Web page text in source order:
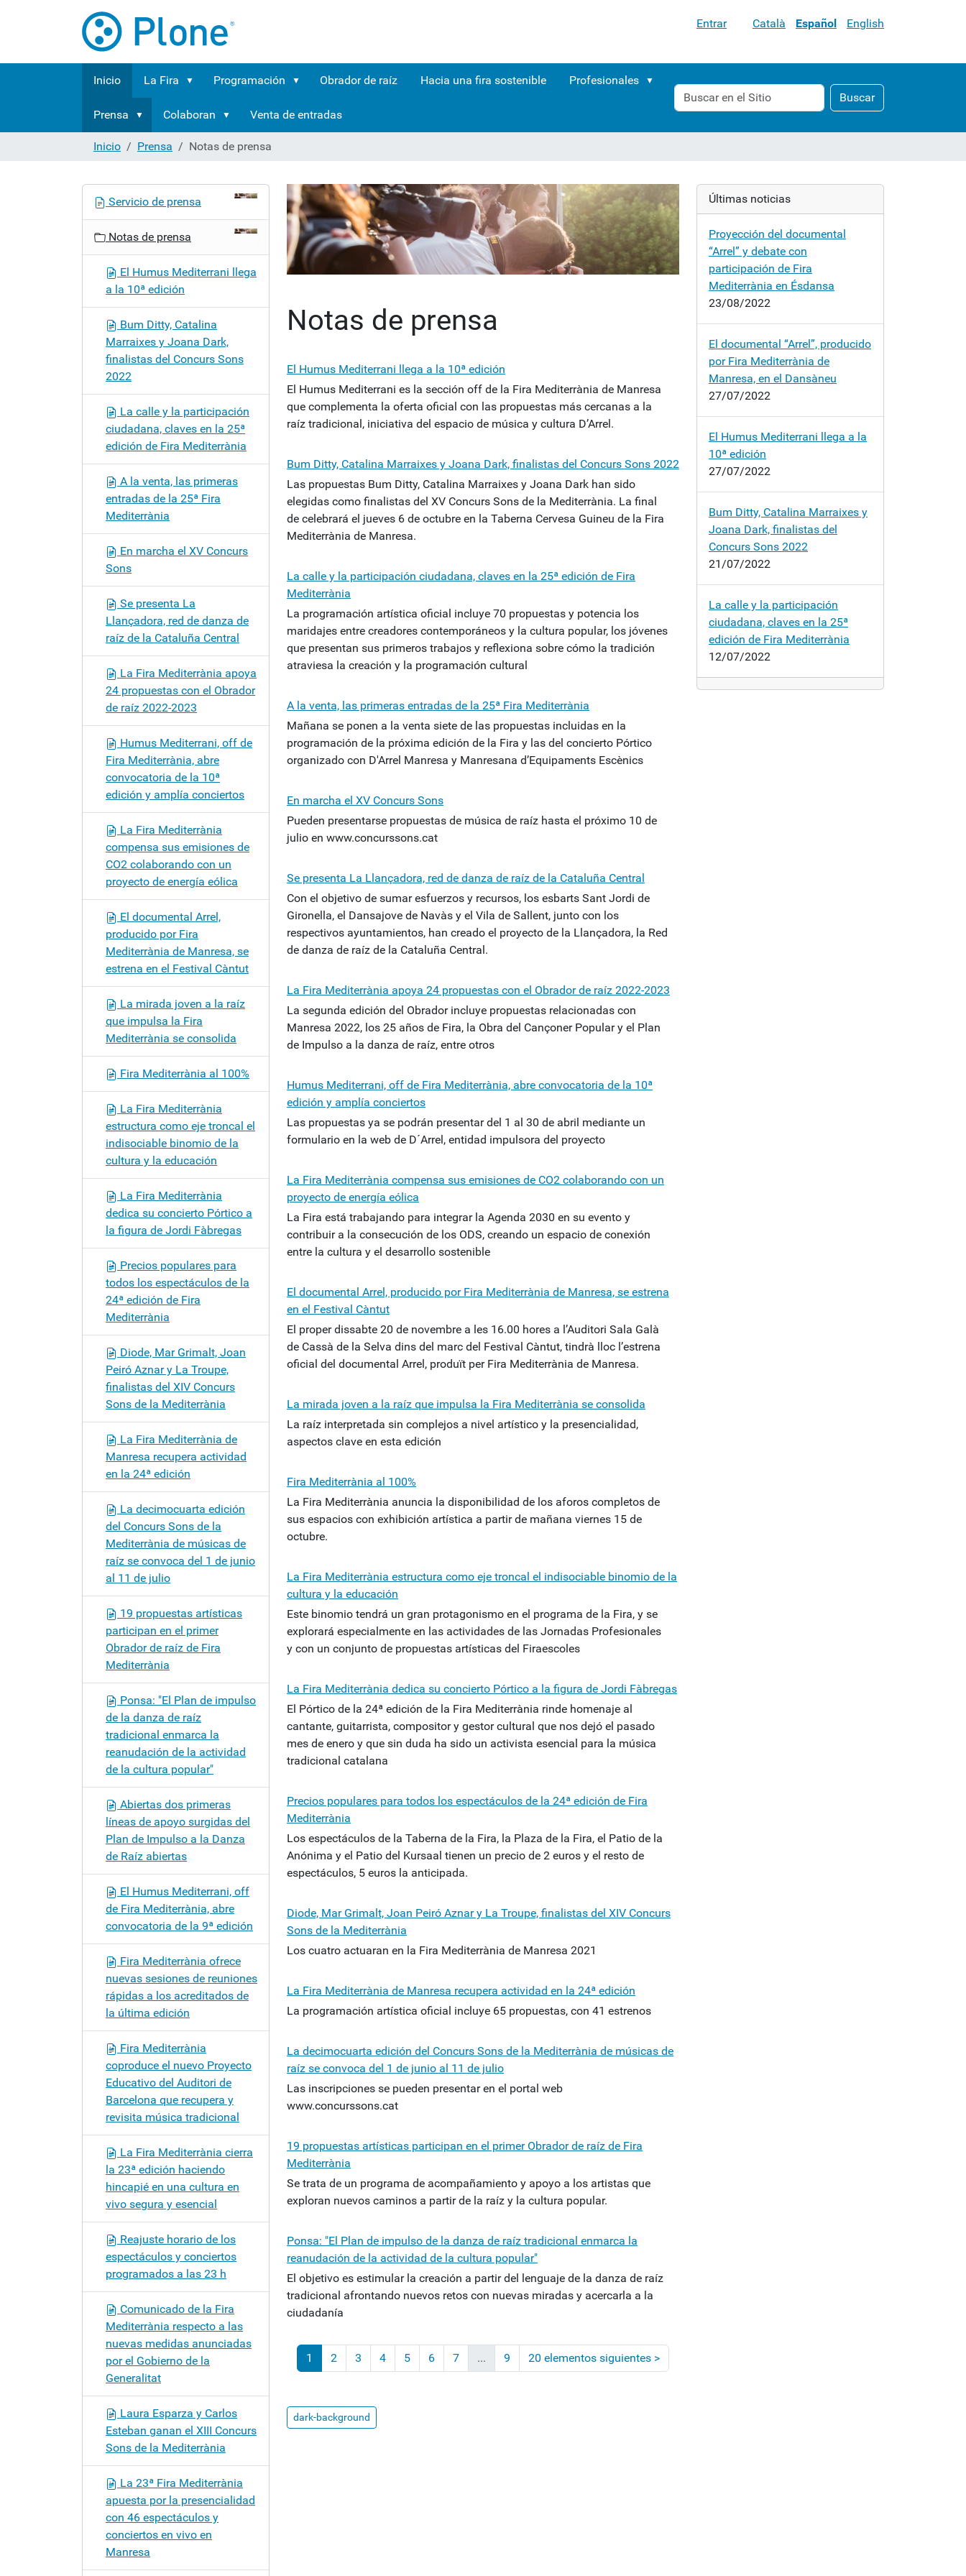
Entrar Català Español English
Inicio La Fira Programación Obrador de raíz Hacia una fira sostenible Profesionales
Prensa Colaboran Venta de entradas
Buscar Buscar
Búsqueda
Avanzada…
Inicio Prensa Notas de prensa
Notas de prensa
El Humus Mediterrani llega a la 10ª edición
El Humus Mediterrani es la sección off de la Fira Mediterrània de Manresa
que complementa la oferta oficial con las propuestas más cercanas a la
raíz tradicional, iniciativa del espacio de música y cultura D’Arrel.
Bum Ditty, Catalina Marraixes y Joana Dark, finalistas del Concurs Sons 2022
Las propuestas Bum Ditty, Catalina Marraixes y Joana Dark han sido
elegidas como finalistas del XV Concurs Sons de la Mediterrània. La final
de celebrará el jueves 6 de octubre en la Taberna Cervesa Guineu de la Fira
Mediterrània de Manresa.
La calle y la participación ciudadana, claves en la 25ª edición de Fira
Mediterrània
La programación artística oficial incluye 70 propuestas y potencia los
maridajes entre creadores contemporáneos y la cultura popular, los jóvenes
que presentan sus primeros trabajos y reflexiona sobre cómo la tradición
atraviesa la creación y la programación cultural
A la venta, las primeras entradas de la 25ª Fira Mediterrània
Mañana se ponen a la venta siete de las propuestas incluidas en la
programación de la próxima edición de la Fira y las del concierto Pórtico
organizado con D'Arrel Manresa y Manresana d’Equipaments Escènics
En marcha el XV Concurs Sons
Pueden presentarse propuestas de música de raíz hasta el próximo 10 de
julio en www.concurssons.cat
Se presenta La Llançadora, red de danza de raíz de la Cataluña Central
Con el objetivo de sumar esfuerzos y recursos, los esbarts Sant Jordi de
Gironella, el Dansajove de Navàs y el Vila de Sallent, junto con los
respectivos ayuntamientos, han creado el proyecto de la Llançadora, la Red
de danza de raíz de la Cataluña Central.
La Fira Mediterrània apoya 24 propuestas con el Obrador de raíz 2022-2023
La segunda edición del Obrador incluye propuestas relacionadas con
Manresa 2022, los 25 años de Fira, la Obra del Cançoner Popular y el Plan
de Impulso a la danza de raíz, entre otros
Humus Mediterrani, off de Fira Mediterrània, abre convocatoria de la 10ª
edición y amplía conciertos
Las propuestas ya se podrán presentar del 1 al 30 de abril mediante un
formulario en la web de D´Arrel, entidad impulsora del proyecto
La Fira Mediterrània compensa sus emisiones de CO2 colaborando con un
proyecto de energía eólica
La Fira está trabajando para integrar la Agenda 2030 en su evento y
contribuir a la consecución de los ODS, creando un espacio de conexión
entre la cultura y el desarrollo sostenible
El documental Arrel, producido por Fira Mediterrània de Manresa, se estrena
en el Festival Càntut
El proper dissabte 20 de novembre a les 16.00 hores a l’Auditori Sala Galà
de Cassà de la Selva dins del marc del Festival Càntut, tindrà lloc l’estrena
oficial del documental Arrel, produït per Fira Mediterrània de Manresa.
La mirada joven a la raíz que impulsa la Fira Mediterrània se consolida
La raíz interpretada sin complejos a nivel artístico y la presencialidad,
aspectos clave en esta edición
Fira Mediterrània al 100%
La Fira Mediterrània anuncia la disponibilidad de los aforos completos de
sus espacios con exhibición artística a partir de mañana viernes 15 de
octubre.
La Fira Mediterrània estructura como eje troncal el indisociable binomio de la
cultura y la educación
Este binomio tendrá un gran protagonismo en el programa de la Fira, y se
explorará especialmente en las actividades de las Jornadas Profesionales
y con un conjunto de propuestas artísticas del Firaescoles
La Fira Mediterrània dedica su concierto Pórtico a la figura de Jordi Fàbregas
El Pórtico de la 24ª edición de la Fira Mediterrània rinde homenaje al
cantante, guitarrista, compositor y gestor cultural que nos dejó el pasado
mes de enero y que sin duda ha sido un activista esencial para la música
tradicional catalana
Precios populares para todos los espectáculos de la 24ª edición de Fira
Mediterrània
Los espectáculos de la Taberna de la Fira, la Plaza de la Fira, el Patio de la
Anónima y el Patio del Kursaal tienen un precio de 2 euros y el resto de
espectáculos, 5 euros la anticipada.
Diode, Mar Grimalt, Joan Peiró Aznar y La Troupe, finalistas del XIV Concurs
Sons de la Mediterrània
Los cuatro actuaran en la Fira Mediterrània de Manresa 2021
La Fira Mediterrània de Manresa recupera actividad en la 24ª edición
La programación artística oficial incluye 65 propuestas, con 41 estrenos
La decimocuarta edición del Concurs Sons de la Mediterrània de músicas de
raíz se convoca del 1 de junio al 11 de julio
Las inscripciones se pueden presentar en el portal web
www.concurssons.cat
19 propuestas artísticas participan en el primer Obrador de raíz de Fira
Mediterrània
Se trata de un programa de acompañamiento y apoyo a los artistas que
exploran nuevos caminos a partir de la raíz y la cultura popular.
Ponsa: "El Plan de impulso de la danza de raíz tradicional enmarca la
reanudación de la actividad de la cultura popular"
El objetivo es estimular la creación a partir del lenguaje de la danza de raíz
tradicional afrontando nuevos retos con nuevas miradas y acercarla a la
ciudadanía
1
2 3 4 5 6 7 ... 9 20 elementos siguientes >
dark-background
Servicio de prensa
Notas de prensa
El Humus Mediterrani llega
a la 10ª edición
Bum Ditty, Catalina
Marraixes y Joana Dark,
finalistas del Concurs Sons
2022
La calle y la participación
ciudadana, claves en la 25ª
edición de Fira Mediterrània
A la venta, las primeras
entradas de la 25ª Fira
Mediterrània
En marcha el XV Concurs
Sons
Se presenta La
Llançadora, red de danza de
raíz de la Cataluña Central
La Fira Mediterrània apoya
24 propuestas con el Obrador
de raíz 2022-2023
Humus Mediterrani, off de
Fira Mediterrània, abre
convocatoria de la 10ª
edición y amplía conciertos
La Fira Mediterrània
compensa sus emisiones de
CO2 colaborando con un
proyecto de energía eólica
El documental Arrel,
producido por Fira
Mediterrània de Manresa, se
estrena en el Festival Càntut
La mirada joven a la raíz
que impulsa la Fira
Mediterrània se consolida
Fira Mediterrània al 100%
La Fira Mediterrània
estructura como eje troncal el
indisociable binomio de la
cultura y la educación
La Fira Mediterrània
dedica su concierto Pórtico a
la figura de Jordi Fàbregas
Precios populares para
todos los espectáculos de la
24ª edición de Fira
Mediterrània
Diode, Mar Grimalt, Joan
Peiró Aznar y La Troupe,
finalistas del XIV Concurs
Sons de la Mediterrània
La Fira Mediterrània de
Manresa recupera actividad
en la 24ª edición
La decimocuarta edición
del Concurs Sons de la
Mediterrània de músicas de
raíz se convoca del 1 de junio
al 11 de julio
19 propuestas artísticas
participan en el primer
Obrador de raíz de Fira
Mediterrània
Ponsa: "El Plan de impulso
de la danza de raíz
tradicional enmarca la
reanudación de la actividad
de la cultura popular"
Abiertas dos primeras
líneas de apoyo surgidas del
Plan de Impulso a la Danza
de Raíz abiertas
El Humus Mediterrani, off
de Fira Mediterrània, abre
convocatoria de la 9ª edición
Fira Mediterrània ofrece
nuevas sesiones de reuniones
rápidas a los acreditados de
la última edición
Fira Mediterrània
coproduce el nuevo Proyecto
Educativo del Auditori de
Barcelona que recupera y
revisita música tradicional
La Fira Mediterrània cierra
la 23ª edición haciendo
hincapié en una cultura en
vivo segura y esencial
Reajuste horario de los
espectáculos y conciertos
programados a las 23 h
Comunicado de la Fira
Mediterrània respecto a las
nuevas medidas anunciadas
por el Gobierno de la
Generalitat
Laura Esparza y Carlos
Esteban ganan el XIII Concurs
Sons de la Mediterrània
La 23ª Fira Mediterrània
apuesta por la presencialidad
con 46 espectáculos y
conciertos en vivo en
Manresa
Últimas noticias
Proyección del documental
“Arrel” y debate con
participación de Fira
Mediterrània en Ésdansa
23/08/2022
El documental “Arrel”, producido
por Fira Mediterrània de
Manresa, en el Dansàneu
27/07/2022
El Humus Mediterrani llega a la
10ª edición
27/07/2022
Bum Ditty, Catalina Marraixes y
Joana Dark, finalistas del
Concurs Sons 2022
21/07/2022
La calle y la participación
ciudadana, claves en la 25ª
edición de Fira Mediterrània
12/07/2022